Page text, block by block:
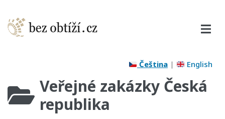
Čeština| English
Veřejné zakázky Česká
republika